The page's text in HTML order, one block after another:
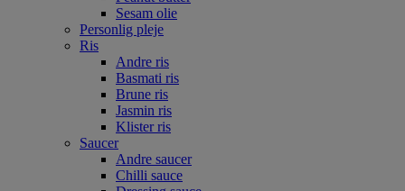
Sesam olie
Personlig pleje
Ris
Andre ris
Basmati ris
Brune ris
Jasmin ris
Klister ris
Saucer
Andre saucer
Chilli sauce